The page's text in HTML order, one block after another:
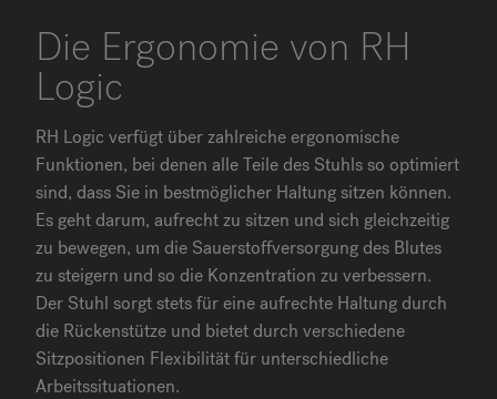
Die Ergonomie von RH
Logic
RH Logic verfügt über zahlreiche ergonomische
Funktionen, bei denen alle Teile des Stuhls so optimiert
sind, dass Sie in bestmöglicher Haltung sitzen können.
Es geht darum, aufrecht zu sitzen und sich gleichzeitig
zu bewegen, um die Sauerstoffversorgung des Blutes
zu steigern und so die Konzentration zu verbessern.
Der Stuhl sorgt stets für eine aufrechte Haltung durch
die Rückenstütze und bietet durch verschiedene
Sitzpositionen Flexibilität für unterschiedliche
Arbeitssituationen.